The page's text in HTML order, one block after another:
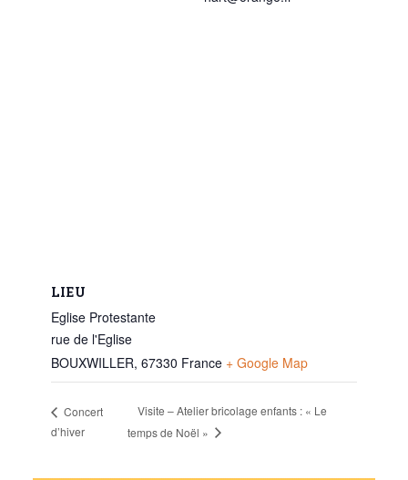
LIEU
Eglise Protestante
rue de l'Eglise
BOUXWILLER, 67330 France + Google Map
Concert
d’hiver
Visite – Atelier bricolage enfants : « Le
temps de Noël »